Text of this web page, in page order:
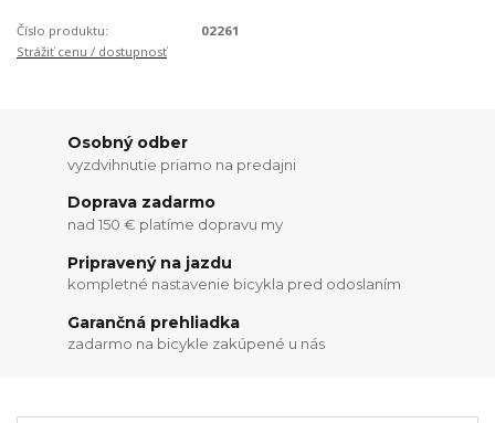
Číslo produktu:
02261
Strážiť cenu / dostupnosť
Osobný odber
vyzdvihnutie priamo na predajni
Doprava zadarmo
nad 150 € platíme dopravu my
Pripravený na jazdu
kompletné nastavenie bicykla pred odoslaním
Garančná prehliadka
zadarmo na bicykle zakúpené u nás